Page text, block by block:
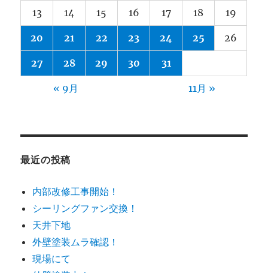
13 14 15 16 17 18 19
20 21 22 23 24 25 26
27 28 29 30 31
« 9月 11月 »
最近の投稿
内部改修工事開始！
シーリングファン交換！
天井下地
外壁塗装ムラ確認！
現場にて